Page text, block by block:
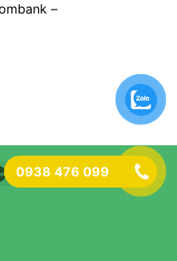
–
0938 476 099